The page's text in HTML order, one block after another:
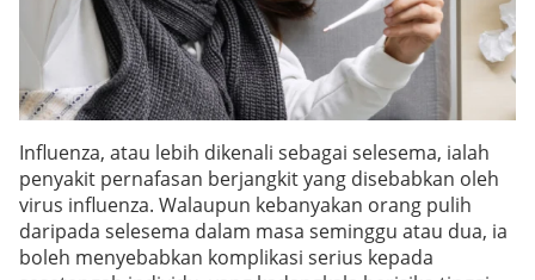
Influenza, atau lebih dikenali sebagai selesema, ialah
penyakit pernafasan berjangkit yang disebabkan oleh
virus influenza. Walaupun kebanyakan orang pulih
daripada selesema dalam masa seminggu atau dua, ia
boleh menyebabkan komplikasi serius kepada